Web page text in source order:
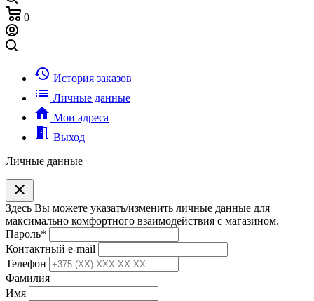
0
history История заказов
list Личные данные
home Мои адреса
meeting_room Выход
Личные данные
clear
Здесь Вы можете указать/изменить личные данные для
максимально комфортного взаимодействия с магазином.
Пароль*
Контактный e-mail
Телефон
Фамилия
Имя